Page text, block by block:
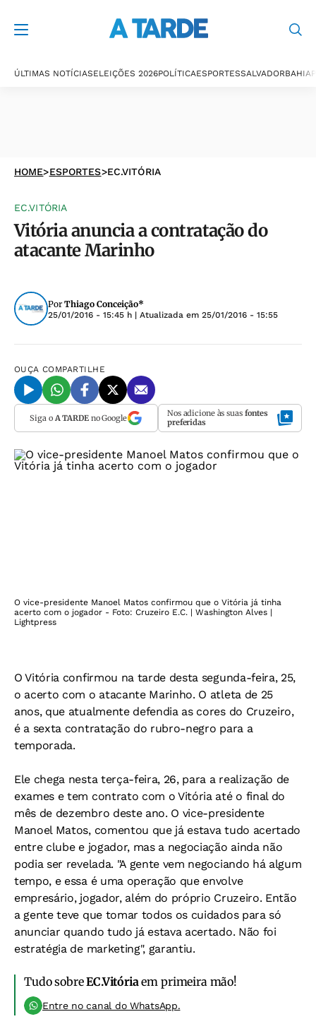
ÚLTIMAS NOTÍCIASELEIÇÕES 2026POLÍTICAESPORTESSALVADORBAHIA
HOME>ESPORTES>EC.VITÓRIA
EC.VITÓRIA
Vitória anuncia a contratação do
atacante Marinho
Por Thiago Conceição*
25/01/2016 - 15:45 h | Atualizada em 25/01/2016 - 15:55
OUÇA COMPARTILHE
Siga o A TARDEno Google Nos adicione às suas fontes
preferidas
O vice-presidente Manoel Matos confirmou que o Vitória já tinha
acerto com o jogador - Foto: Cruzeiro E.C. | Washington Alves |
Lightpress
O Vitória confirmou na tarde desta segunda-feira, 25,
o acerto com o atacante Marinho. O atleta de 25
anos, que atualmente defendia as cores do Cruzeiro,
é a sexta contratação do rubro-negro para a
temporada.
Ele chega nesta terça-feira, 26, para a realização de
exames e tem contrato com o Vitória até o final do
mês de dezembro deste ano. O vice-presidente
Manoel Matos, comentou que já estava tudo acertado
entre clube e jogador, mas a negociação ainda não
podia ser revelada. "A gente vem negociando há algum
tempo, e essa é uma operação que envolve
empresário, jogador, além do próprio Cruzeiro. Então
a gente teve que tomar todos os cuidados para só
anunciar quando tudo já estava acertado. Não foi
estratégia de marketing", garantiu.
Tudo sobreEC.Vitóriaem primeira mão!
Entre no canal do WhatsApp.